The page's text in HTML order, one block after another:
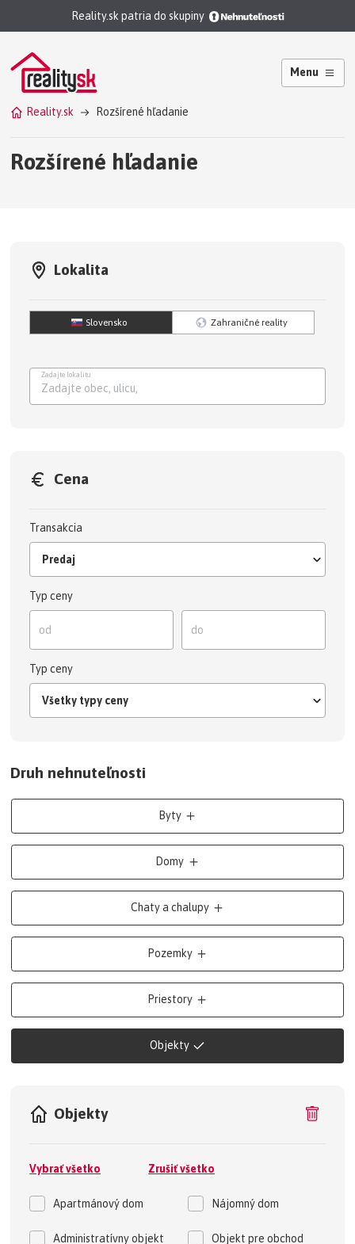
Reality.sk patria do skupiny
Menu
Reality.sk Rozšírené hľadanie
Rozšírené hľadanie
Lokalita
Slovensko Zahraničné reality
Zadajte obec, ul
Zadajte lokalitu
Cena
Transakcia
Predaj
Typ ceny
Typ ceny
Všetky typy ceny
Druh nehnuteľnosti
Byty
Domy
Chaty a chalupy
Pozemky
Priestory
Objekty
Objekty
Vybrať všetko Zrušiť všetko
Apartmánový dom Nájomný dom
Administratívny objekt Objekt pre obchod